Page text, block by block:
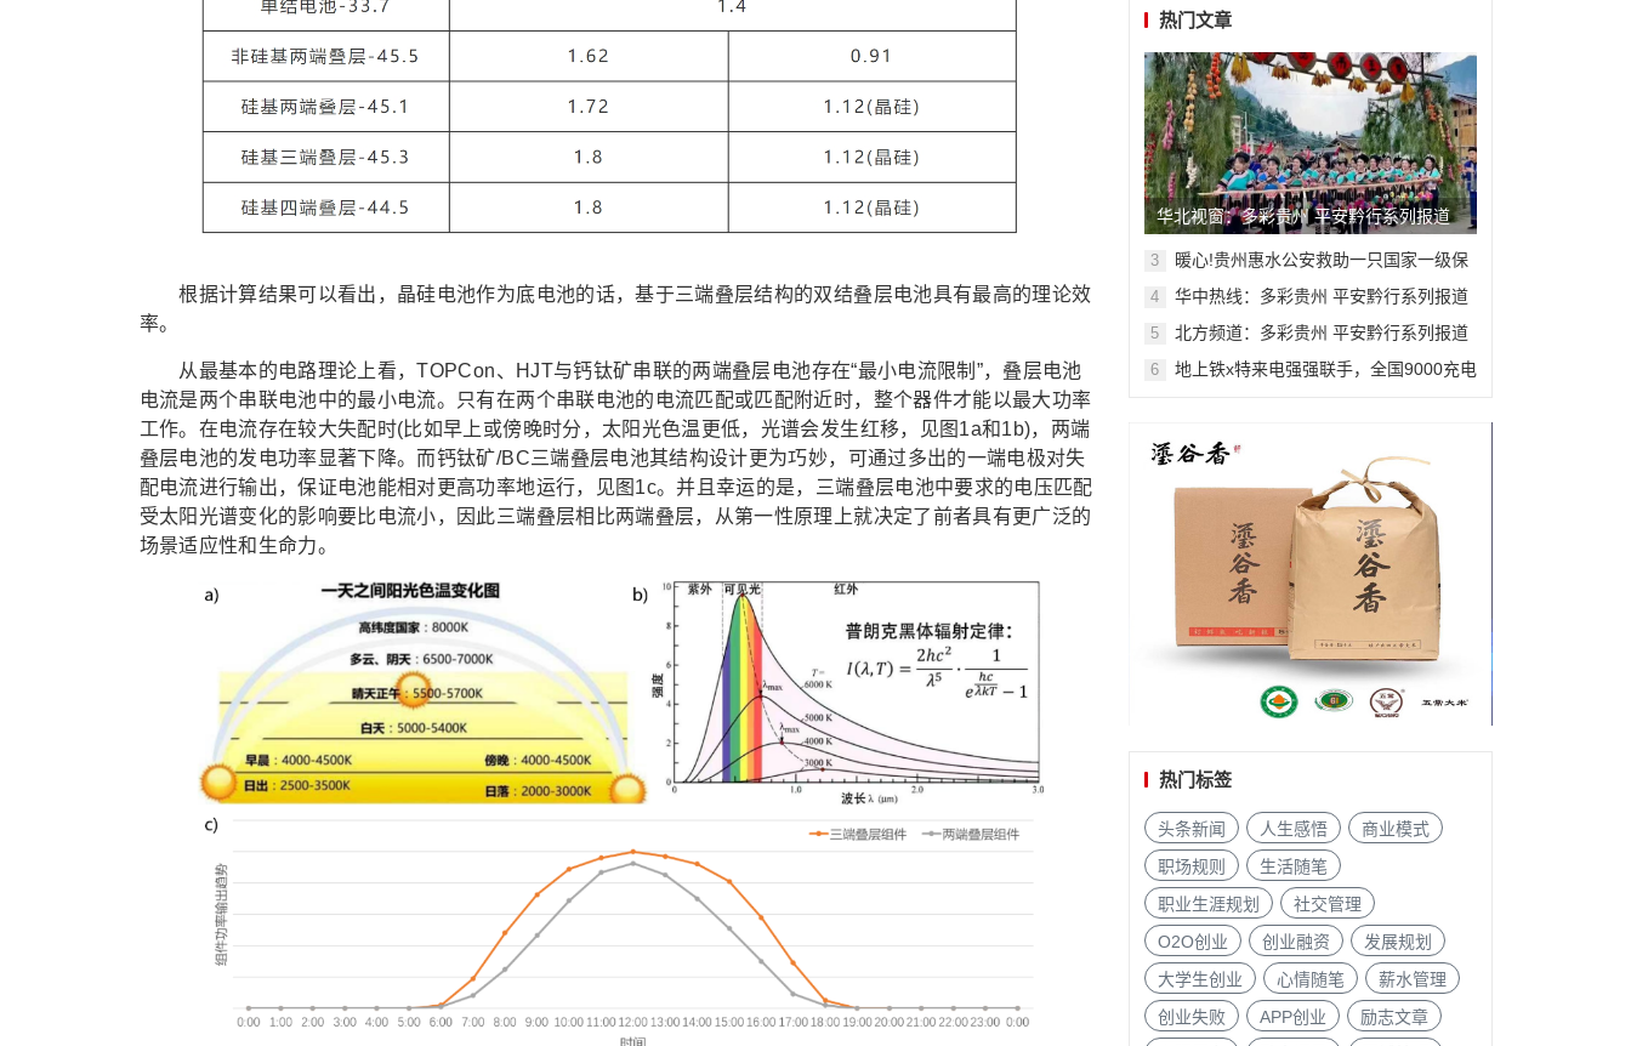
根据计算结果可以看出，晶硅电池作为底电池的话，基于三端叠层结构的双结叠层电池具有最高的理论效
率。
从最基本的电路理论上看，TOPCon、HJT与钙钛矿串联的两端叠层电池存在“最小电流限制”，叠层电池
电流是两个串联电池中的最小电流。只有在两个串联电池的电流匹配或匹配附近时，整个器件才能以最大功率
工作。在电流存在较大失配时(比如早上或傍晚时分，太阳光色温更低，光谱会发生红移，见图1a和1b)，两端
叠层电池的发电功率显著下降。而钙钛矿/BC三端叠层电池其结构设计更为巧妙，可通过多出的一端电极对失
配电流进行输出，保证电池能相对更高功率地运行，见图1c。并且幸运的是，三端叠层电池中要求的电压匹配
受太阳光谱变化的影响要比电流小，因此三端叠层相比两端叠层，从第一性原理上就决定了前者具有更广泛的
场景适应性和生命力。
热门文章
华北视窗：多彩贵州 平安黔行系列报道
之九十九
3
暖心!贵州惠水公安救助一只国家一级保
4
华中热线：多彩贵州 平安黔行系列报道
5
北方频道：多彩贵州 平安黔行系列报道
6
地上铁x特来电强强联手，全国9000充电
热门标签
头条新闻 人生感悟
商业模式
职场规则
生活随笔
职业生涯规划
社交管理
O2O创业
创业融资
发展规划
大学生创业
心情随笔
薪水管理
创业失败
APP创业
励志文章